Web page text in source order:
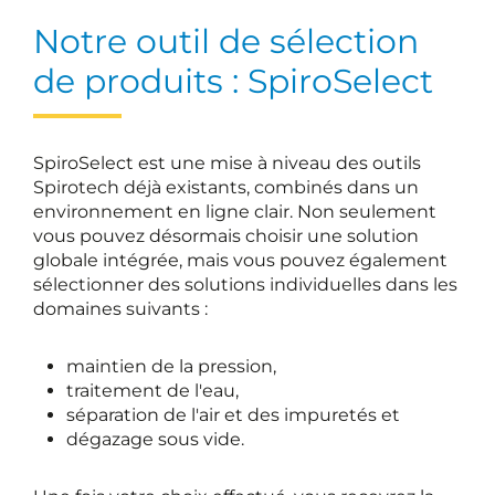
Notre outil de sélection
de produits : SpiroSelect
SpiroSelect est une mise à niveau des outils
Spirotech déjà existants, combinés dans un
environnement en ligne clair. Non seulement
vous pouvez désormais choisir une solution
globale intégrée, mais vous pouvez également
sélectionner des solutions individuelles dans les
domaines suivants :
maintien de la pression,
traitement de l'eau,
séparation de l'air et des impuretés et
dégazage sous vide.